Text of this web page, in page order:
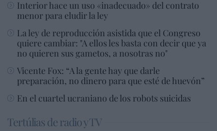
Interior hace un uso «inadecuado» del contrato
menor para eludir la ley
La ley de reproducción asistida que el Congreso
quiere cambiar: "A ellos les basta con decir que ya
no quieren sus gametos, a nosotras no"
Vicente Fox: “A la gente hay que darle
preparación, no dinero para que esté de huevón”
En el cuartel ucraniano de los robots suicidas
Tertúlias de radio y TV